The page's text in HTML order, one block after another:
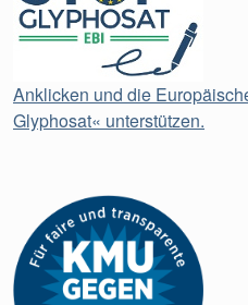
Anklicken und die
Glyphosat« unterstützen.